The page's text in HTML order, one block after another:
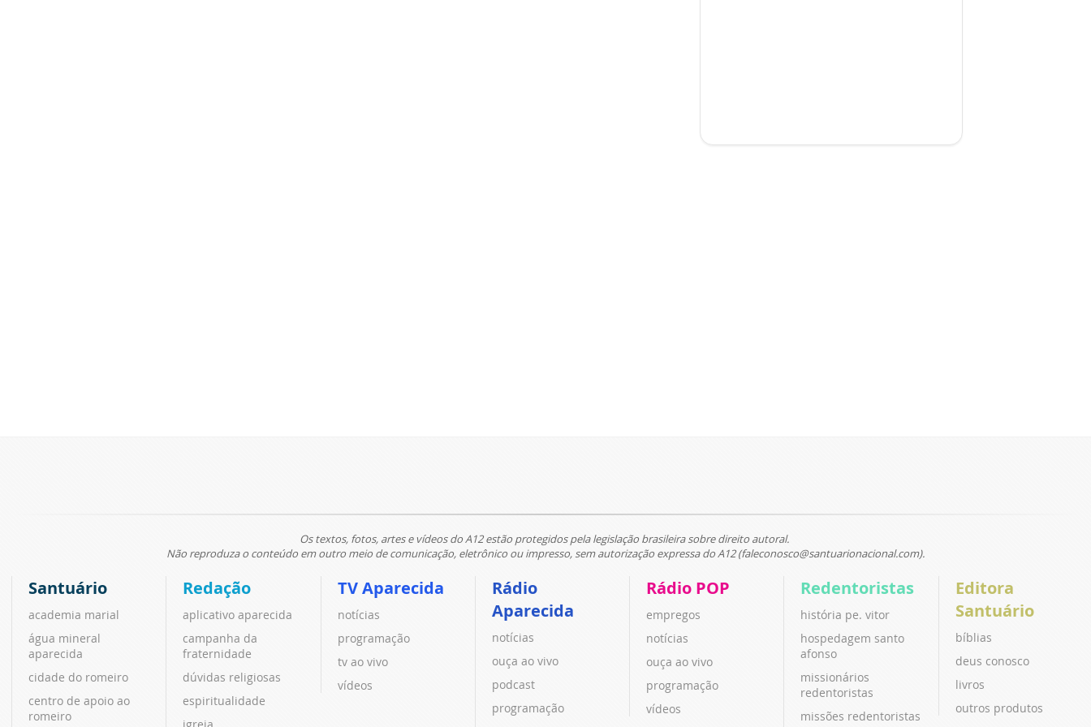
Os textos, fotos, artes e vídeos do A12 estão protegidos pela legislação brasileira sobre direito autoral.
Não reproduza o conteúdo em outro meio de comunicação, eletrônico ou impresso, sem autorização expressa do A12 (faleconosco@santuarionacional.com).
Santuário
academia marial
água mineral
aparecida
cidade do romeiro
centro de apoio ao
romeiro
Redação
aplicativo aparecida
campanha da
fraternidade
dúvidas religiosas
espiritualidade
igreja
TV Aparecida
notícias
programação
tv ao vivo
vídeos
Rádio
Aparecida
notícias
ouça ao vivo
podcast
programação
Rádio POP
empregos
notícias
ouça ao vivo
programação
vídeos
Redentoristas
história pe. vitor
hospedagem santo
afonso
missionários
redentoristas
missões redentoristas
Editora
Santuário
bíblias
deus conosco
livros
outros produtos